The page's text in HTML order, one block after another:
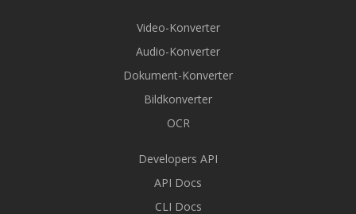
Video-Konverter
Audio-Konverter
Dokument-Konverter
Bildkonverter
OCR
Developers API
API Docs
CLI Docs